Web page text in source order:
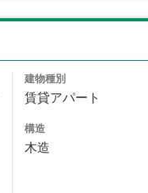
建物種別
賃貸アパート
構造
木造